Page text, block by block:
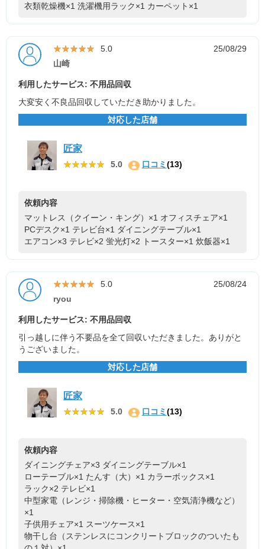
衣類乾燥機×1 洗濯機用ラック×1 カーペット×1
★★★★★
★★★★★ 5.0
25/08/29
山崎
利用したサービス: 不用品回収
大変安く不良品回収していただき助かりました。
対応した店舗
匠家
★★★★★
★★★★★ 5.0 口コミ(13)
依頼内容
マットレス（クイーン・キング）×1 オフィスチェア×1
PCデスク×1 テレビ台×1 ダイニングテーブル×1
エアコン×3 テレビ×2 蛍光灯×2 トースター×1 炊飯器×1
★★★★★
★★★★★ 5.0
25/08/24
ryou
利用したサービス: 不用品回収
引っ越しに伴う不要品を全て回収いただきました。ありがと
うございました。
対応した店舗
匠家
★★★★★
★★★★★ 5.0 口コミ(13)
依頼内容
ダイニングチェア×3 ダイニングテーブル×1
ローテーブル×1 たんす（大）×1 カラーボックス×1
ラック×2 テレビ×1
中型家電（レンジ・掃除機・ヒーター・空気清浄機など）
×1
子供用チェア×1 スーツケース×1
物干し台（ステンレスにコンクリートブロックのついたも